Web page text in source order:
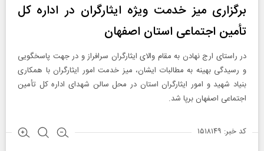
برگزاری میز خدمت ویژه ایثارگران در اداره کل
تأمین اجتماعی استان اصفهان
در راستای ارج نهادن به مقام والای ایثارگران سرافراز و در جهت پاسخگویی
و رسیدگی بهینه به مطالبات ایشان، میز خدمت امور ایثارگران با همکاری
بنیاد شهید و امور ایثارگران استان در محل سالن شهدای اداره کل تأمین
اجتماعی اصفهان برپا شد.
کد خبر: ۱۵۱۸۱۴۹